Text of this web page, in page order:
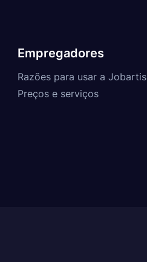
Empregadores
Razões para usar a Jobartis
Preços e serviços